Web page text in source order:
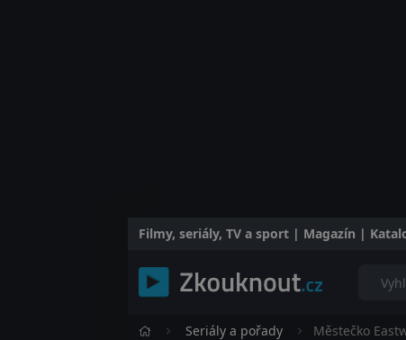
Filmy, seriály, TV a sport | Magazín |
Seriály a pořady Městečko